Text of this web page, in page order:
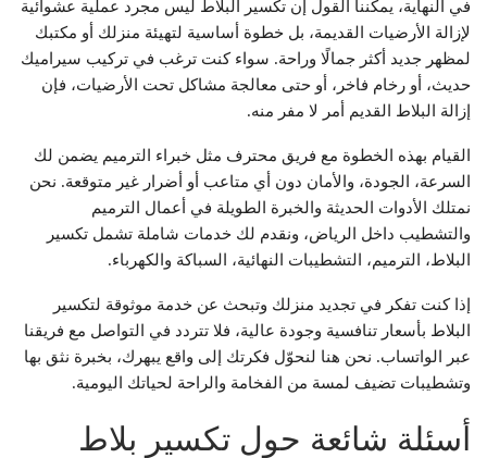
في النهاية، يمكننا القول إن تكسير البلاط ليس مجرد عملية عشوائية
لإزالة الأرضيات القديمة، بل خطوة أساسية لتهيئة منزلك أو مكتبك
لمظهر جديد أكثر جمالًا وراحة. سواء كنت ترغب في تركيب سيراميك
حديث، أو رخام فاخر، أو حتى معالجة مشاكل تحت الأرضيات، فإن
إزالة البلاط القديم أمر لا مفر منه.
القيام بهذه الخطوة مع فريق محترف مثل خبراء الترميم يضمن لك
السرعة، الجودة، والأمان دون أي متاعب أو أضرار غير متوقعة. نحن
نمتلك الأدوات الحديثة والخبرة الطويلة في أعمال الترميم
والتشطيب داخل الرياض، ونقدم لك خدمات شاملة تشمل تكسير
البلاط، الترميم، التشطيبات النهائية، السباكة والكهرباء.
إذا كنت تفكر في تجديد منزلك وتبحث عن خدمة موثوقة لتكسير
البلاط بأسعار تنافسية وجودة عالية، فلا تتردد في التواصل مع فريقنا
عبر الواتساب. نحن هنا لنحوّل فكرتك إلى واقع يبهرك، بخبرة نثق بها
وتشطيبات تضيف لمسة من الفخامة والراحة لحياتك اليومية.
أسئلة شائعة حول تكسير بلاط